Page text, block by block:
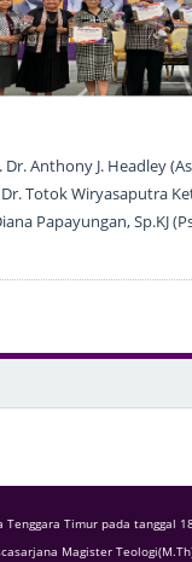
Dr. Anthony J. Headley
Totok Wiryasaputra
Papayungan, Sp.KJ
Timur pada
Magister